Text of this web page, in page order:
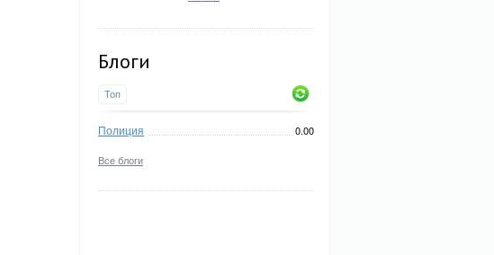
Блоги
Топ
Полиция 0.00
Все блоги